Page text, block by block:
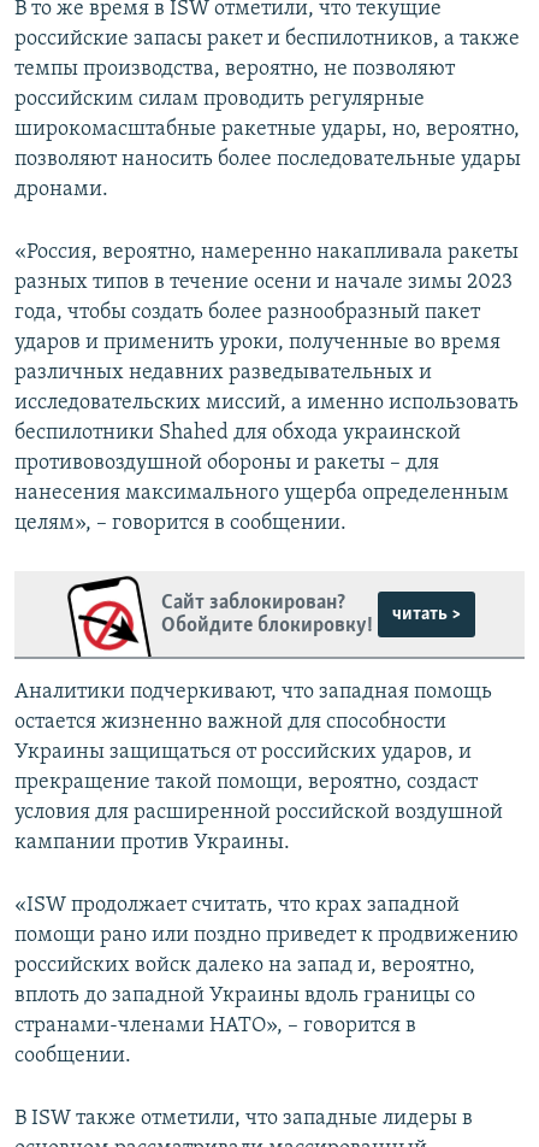
В то же время в ISW отметили, что текущие
российские запасы ракет и беспилотников, а также
темпы производства, вероятно, не позволяют
российским силам проводить регулярные
широкомасштабные ракетные удары, но, вероятно,
позволяют наносить более последовательные удары
дронами.
«Россия, вероятно, намеренно накапливала ракеты
разных типов в течение осени и начале зимы 2023
года, чтобы создать более разнообразный пакет
ударов и применить уроки, полученные во время
различных недавних разведывательных и
исследовательских миссий, а именно использовать
беспилотники Shahed для обхода украинской
противовоздушной обороны и ракеты – для
нанесения максимального ущерба определенным
целям», – говорится в сообщении.
Сайт заблокирован?
Обойдите блокировку!
читать >
Аналитики подчеркивают, что западная помощь
остается жизненно важной для способности
Украины защищаться от российских ударов, и
прекращение такой помощи, вероятно, создаст
условия для расширенной российской воздушной
кампании против Украины.
«ISW продолжает считать, что крах западной
помощи рано или поздно приведет к продвижению
российских войск далеко на запад и, вероятно,
вплоть до западной Украины вдоль границы со
странами-членами НАТО», – говорится в
сообщении.
В ISW также отметили, что западные лидеры в